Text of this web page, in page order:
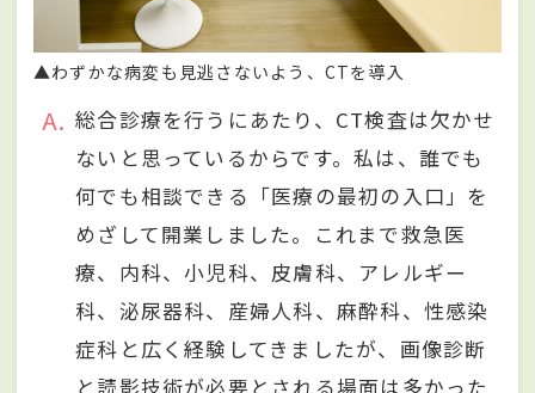
▲わずかな病変も見逃さないよう、CTを導入
A
総合診療を行うにあたり、CT検査は欠かせ
ないと思っているからです。私は、誰でも
何でも相談できる「医療の最初の入口」を
めざして開業しました。これまで救急医
療、内科、小児科、皮膚科、アレルギー
科、泌尿器科、産婦人科、麻酔科、性感染
症科と広く経験してきましたが、画像診断
と読影技術が必要とされる場面は多かった